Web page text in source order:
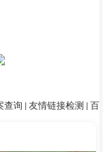
查询 | 友情链接检测 | 百